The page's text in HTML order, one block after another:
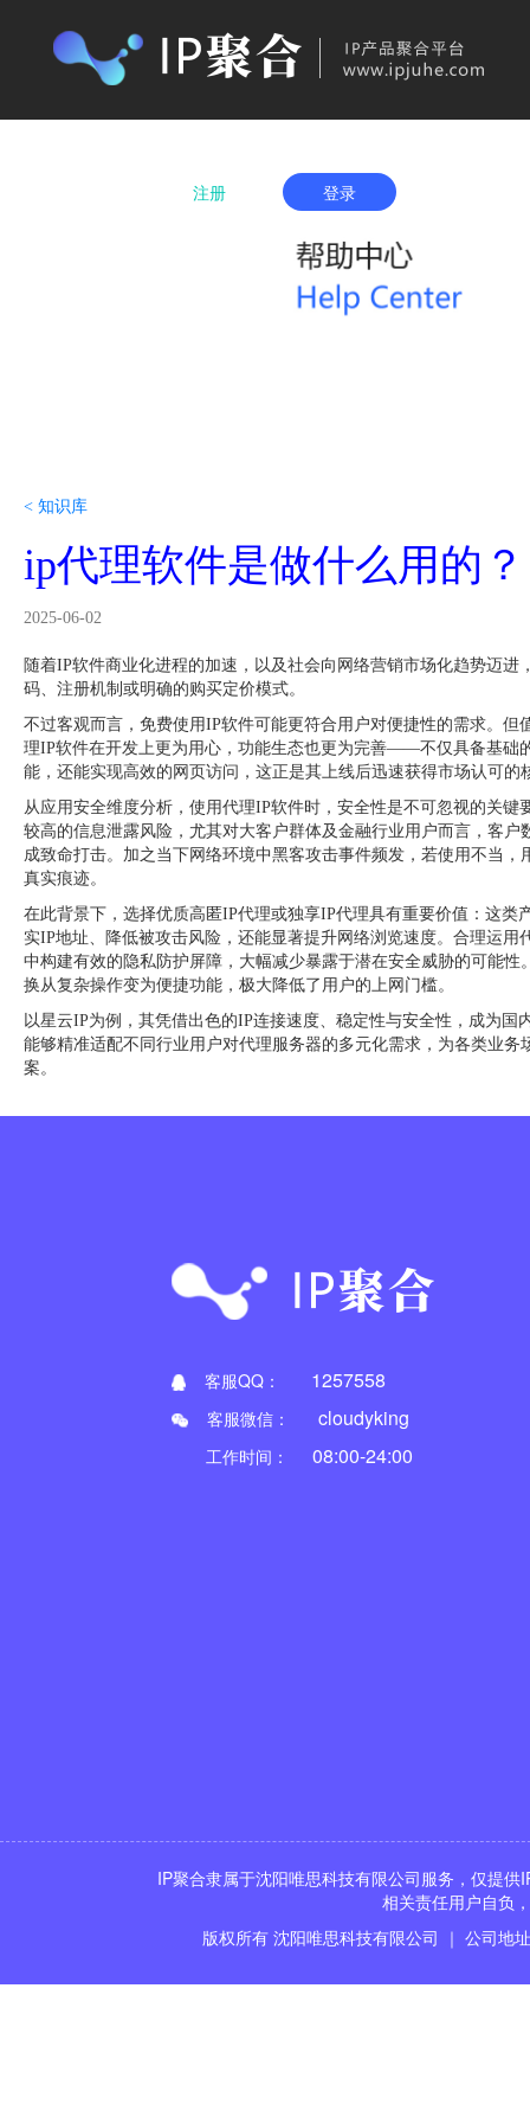
首页 产品购买 IP城市列表 服务
注册 登录
< 知识库
ip代理软件是做什么用的？
2025-06-02
随着IP软件商业化进程的加速，以及社会向网络营销市场化趋势迈进
码、注册机制或明确的购买定价模式。
不过客观而言，免费使用IP软件可能更符合用户对便捷性的需求。但
理IP软件在开发上更为用心，功能生态也更为完善——不仅具备基础
能，还能实现高效的网页访问，这正是其上线后迅速获得市场认可的
从应用安全维度分析，使用代理IP软件时，安全性是不可忽视的关键
较高的信息泄露风险，尤其对大客户群体及金融行业用户而言，客户
成致命打击。加之当下网络环境中黑客攻击事件频发，若使用不当，
真实痕迹。
在此背景下，选择优质高匿IP代理或独享IP代理具有重要价值：这类
实IP地址、降低被攻击风险，还能显著提升网络浏览速度。合理运用
中构建有效的隐私防护屏障，大幅减少暴露于潜在安全威胁的可能性
换从复杂操作变为便捷功能，极大降低了用户的上网门槛。
以星云IP为例，其凭借出色的IP连接速度、稳定性与安全性，成为国
能够精准适配不同行业用户对代理服务器的多元化需求，为各类业务
案。
客服QQ： 1257558
客服微信： cloudyking
工作时间： 08:00-24:00
IP聚合隶属于沈阳唯思科技有限公司服务，仅提
相关责任用户自负
版权所有 沈阳唯思科技有限公司 ｜ 公司地